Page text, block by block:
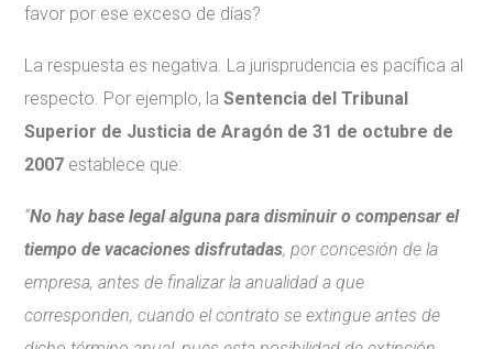
favor por ese exceso de días?
La respuesta es negativa. La jurisprudencia es pacífica al
respecto. Por ejemplo, laSentencia del Tribunal
Superior de Justicia de Aragón de 31 de octubre de
2007 establece que:
“No hay base legal alguna para disminuir o compensar el
tiempo de vacaciones disfrutadas, por concesión de la
empresa, antes de finalizar la anualidad a que
corresponden, cuando el contrato se extingue antes de